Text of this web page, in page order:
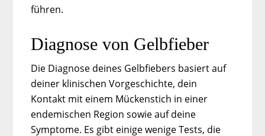
führen.
Diagnose von Gelbfieber
Die Diagnose deines Gelbfiebers basiert auf
deiner klinischen Vorgeschichte, dein
Kontakt mit einem Mückenstich in einer
endemischen Region sowie auf deine
Symptome. Es gibt einige wenige Tests, die